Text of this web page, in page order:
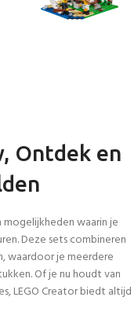
Ontdek en
waarin je
Deze sets combineren
waardoor je meerdere
Of je nu houdt van
LEGO Creator biedt altijd